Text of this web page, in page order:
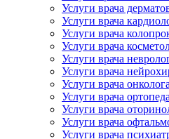
Услуги врача
Услуги врача
Услуги врача
Услуги врача
Услуги врача
Услуги врача
Услуги врача
Услуги врача
Услуги врача
Услуги врача
Услуги врача